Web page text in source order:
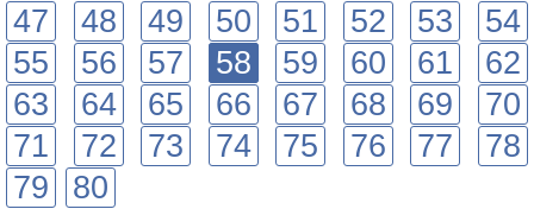
47
48 49 50 51 52 53
54
55
56 57 58 59 60 61
62
63
64 65 66 67 68 69
70
71
72 73 74 75 76 77
78
79
80